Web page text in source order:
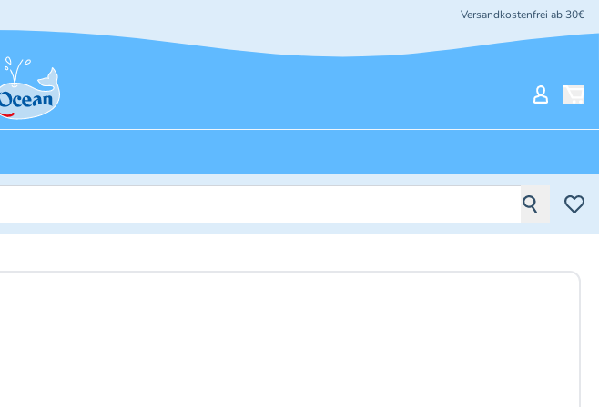
Versandkostenfrei ab 30€